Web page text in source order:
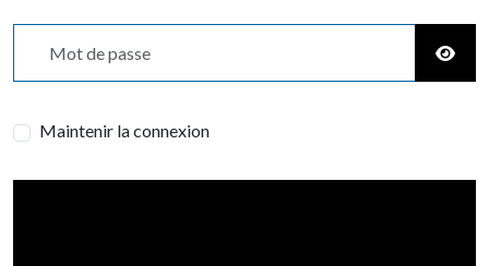
Maintenir la connexion